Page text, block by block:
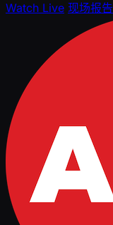
Watch Live 现场报告